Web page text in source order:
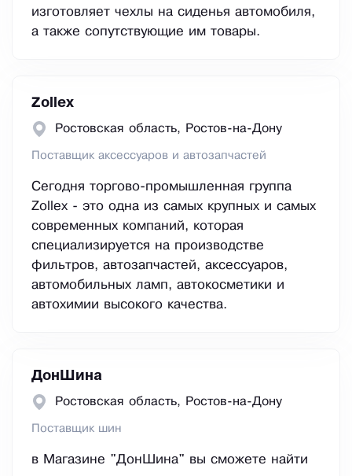
изготовляет чехлы на сиденья автомобиля,
а также сопутствующие им товары.
Zollex
Ростовская область, Ростов-на-Дону
Поставщик аксессуаров и автозапчастей
Сегодня торгово-промышленная группа
Zollex - это одна из самых крупных и самых
современных компаний, которая
специализируется на производстве
фильтров, автозапчастей, аксессуаров,
автомобильных ламп, автокосметики и
автохимии высокого качества.
ДонШина
Ростовская область, Ростов-на-Дону
Поставщик шин
в Магазине "ДонШина" вы сможете найти